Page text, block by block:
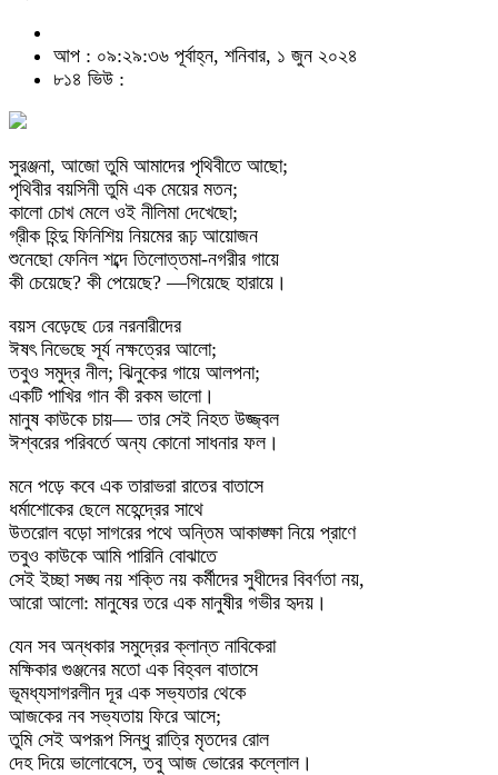
আপ : ০৯:২৯:৩৬ পূর্বাহ্ন, শনিবার, ১ জুন ২০২৪
৮১৪ ভিউ :
সুরঞ্জনা, আজো তুমি আমাদের পৃথিবীতে আছো;
পৃথিবীর বয়সিনী তুমি এক মেয়ের মতন;
কালো চোখ মেলে ওই নীলিমা দেখেছো;
গ্রীক হিন্দু ফিনিশিয় নিয়মের রূঢ় আয়োজন
শুনেছো ফেনিল শব্দে তিলোত্তমা-নগরীর গায়ে
কী চেয়েছে? কী পেয়েছে? —গিয়েছে হারায়ে।
বয়স বেড়েছে ঢের নরনারীদের
ঈষৎ নিভেছে সূর্য নক্ষত্রের আলো;
তবুও সমুদ্র নীল; ঝিনুকের গায়ে আলপনা;
একটি পাখির গান কী রকম ভালো।
মানুষ কাউকে চায়— তার সেই নিহত উজ্জ্বল
ঈশ্বরের পরিবর্তে অন্য কোনো সাধনার ফল।
মনে পড়ে কবে এক তারাভরা রাতের বাতাসে
ধর্মাশোকের ছেলে মহেন্দ্রের সাথে
উতরোল বড়ো সাগরের পথে অন্তিম আকাঙ্ক্ষা নিয়ে প্রাণে
তবুও কাউকে আমি পারিনি বোঝাতে
সেই ইচ্ছা সঙ্ঘ নয় শক্তি নয় কর্মীদের সুধীদের বিবর্ণতা নয়,
আরো আলো: মানুষের তরে এক মানুষীর গভীর হৃদয়।
যেন সব অন্ধকার সমুদ্রের ক্লান্ত নাবিকেরা
মক্ষিকার গুঞ্জনের মতো এক বিহ্বল বাতাসে
ভূমধ্যসাগরলীন দূর এক সভ্যতার থেকে
আজকের নব সভ্যতায় ফিরে আসে;
তুমি সেই অপরূপ সিন্ধু রাত্রি মৃতদের রোল
দেহ দিয়ে ভালোবেসে, তবু আজ ভোরের কল্লোল।